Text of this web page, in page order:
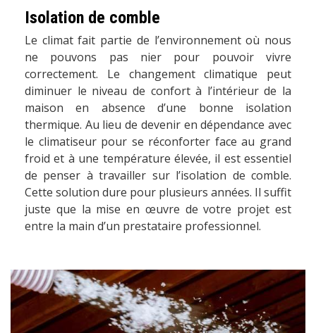
Isolation de comble
Le climat fait partie de l’environnement où nous
ne pouvons pas nier pour pouvoir vivre
correctement. Le changement climatique peut
diminuer le niveau de confort à l’intérieur de la
maison en absence d’une bonne isolation
thermique. Au lieu de devenir en dépendance avec
le climatiseur pour se réconforter face au grand
froid et à une température élevée, il est essentiel
de penser à travailler sur l’isolation de comble.
Cette solution dure pour plusieurs années. Il suffit
juste que la mise en œuvre de votre projet est
entre la main d’un prestataire professionnel.